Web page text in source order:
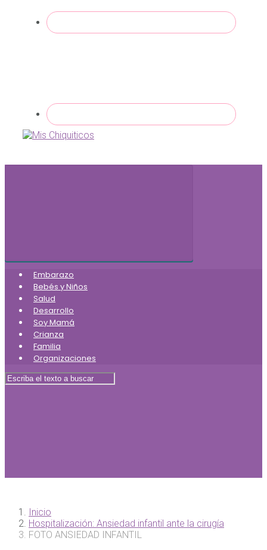
Embarazo
Bebés y Niños
Salud
Desarrollo
Soy Mamá
Crianza
Familia
Organizaciones
Inicio
Hospitalización: Ansiedad infantil ante la cirugía
FOTO ANSIEDAD INFANTIL